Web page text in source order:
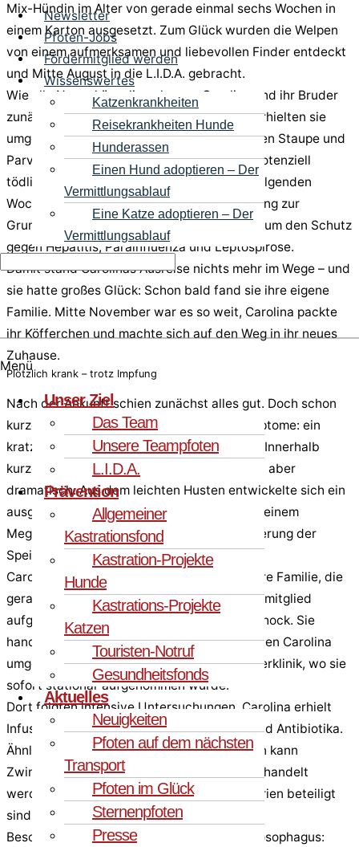
Newsletter
Pfoten-Jobs
Fördermitglied werden
Wissenswertes
Katzenkrankheiten
Reisekrankheiten Hunde
Hunderassen
Einen Hund adoptieren – Der
Vermittlungsablauf
Eine Katze adoptieren – Der
Vermittlungsablauf
Menü
Unser Ziel
Das Team
Unsere Teampfoten
L.I.D.A.
Prävention
Allgemeiner
Kastrationsfond
Kastration-Projekte
Hunde
Kastrations-Projekte
Katzen
Touristen-Notruf
Gesundheitsfonds
Aktuelles
Neuigkeiten
Pfoten auf dem nächsten
Transport
Pfoten im Glück
Sternenpfoten
Presse
Mix-Hündin im Alter von gerade einmal sechs Wochen in
einem Karton ausgesetzt. Zum Glück wurden die Welpen
von einem aufmerksamen und liebevollen Finder entdeckt
und Mitte August in die L.I.D.A. gebracht.
Wie alle Neuankömmlinge kamen Carolina und ihr Bruder
zunächst auf die Quarantänestation. Dort erhielten sie
umgehend ihre erste Mehrfachimpfung gegen Staupe und
Parvovirose – zwei hochansteckende und potenziell
tödliche Viruserkrankungen. In den darauffolgenden
Wochen wurden die zweite und dritte Impfung zur
Grundimmunisierung durchgeführt, ergänzt um den Schutz
gegen Hepatitis, Parainfluenza und Leptospirose.
Damit stand Carolinas Ausreise nichts mehr im Wege – und
sie hatte großes Glück: Schon bald fand sie ihre eigene
Familie. Mitte November war es so weit, Carolina packte
ihr Köfferchen und machte sich auf den Weg in ihr neues
Zuhause.
Plötzlich krank – trotz Impfung
Nach der Ankunft schien zunächst alles gut. Doch schon
kurze Zeit später zeigte Carolina erste Symptome: ein
kratziger Hals, gelegentliche Hustenanfälle. Innerhalb
kurzer Zeit verschlechterte sich ihr Zustand aber
dramatisch. Aus dem leichten Husten entwickelte sich ein
ausgeprägter Zwingerhusten, begleitet von einem
Megaösophagus – einer krankhaften Erweiterung der
Speiseröhre.
Carolina ging es stündlich schlechter. Für ihre Familie, die
gerade erst voller Freude ihr neues Familienmitglied
aufgenommen hatte, war dies ein großer Schock. Sie
handelten jedoch absolut richtig und brachten Carolina
umgehend – mitten in der Nacht – in eine Tierklinik, wo sie
sofort stationär aufgenommen wurde.
Dort folgten intensive Untersuchungen. Carolina erhielt
Infusionen, hustenstillende Medikamente und Antibiotika.
Ähnlich wie bei einer Grippe beim Menschen kann
Zwingerhusten meist nur symptomatisch behandelt
werden, da häufig mehrere Viren und Bakterien beteiligt
sind.
Besondere Aufmerksamkeit galt dem Megaösophagus: